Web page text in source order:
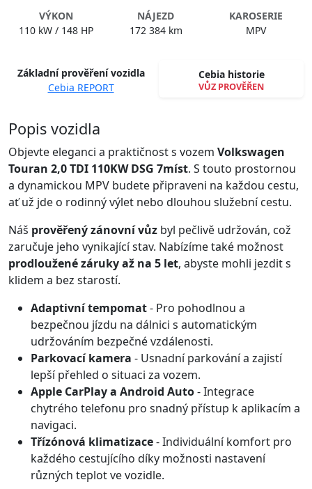
VÝKON
110 kW / 148 HP
NÁJEZD
172 384 km
KAROSERIE
MPV
Základní prověření vozidla
Cebia REPORT
Cebia historie
VŮZ PROVĚŘEN
Spustit video
Popis vozidla
Objevte eleganci a praktičnost s vozem Volkswagen
Touran 2,0 TDI 110KW DSG 7míst. S touto prostornou
a dynamickou MPV budete připraveni na každou cestu,
ať už jde o rodinný výlet nebo dlouhou služební cestu.
Náš prověřený zánovní vůz byl pečlivě udržován, což
zaručuje jeho vynikající stav. Nabízíme také možnost
prodloužené záruky až na 5 let, abyste mohli jezdit s
klidem a bez starostí.
Adaptivní tempomat- Pro pohodlnou a
bezpečnou jízdu na dálnici s automatickým
udržováním bezpečné vzdálenosti.
Parkovací kamera - Usnadní parkování a zajistí
lepší přehled o situaci za vozem.
Apple CarPlay a Android Auto- Integrace
chytrého telefonu pro snadný přístup k aplikacím a
navigaci.
Třízónová klimatizace- Individuální komfort pro
každého cestujícího díky možnosti nastavení
různých teplot ve vozidle.